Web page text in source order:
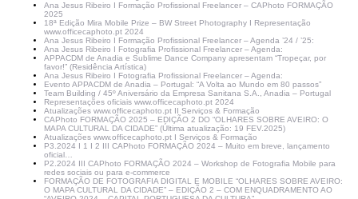
Ana Jesus Ribeiro I Formação Profissional Freelancer – CAPhoto FORMAÇÃO
2025
18ª Edição Mira Mobile Prize – BW Street Photography I Representação
www.officecaphoto.pt 2024
Ana Jesus Ribeiro I Formação Profissional Freelancer – Agenda ’24 / ’25:
Ana Jesus Ribeiro I Fotografia Profissional Freelancer – Agenda:
APPACDM de Anadia e Sublime Dance Company apresentam “Tropeçar, por
favor!” (Residência Artística)
Ana Jesus Ribeiro I Fotografia Profissional Freelancer – Agenda:
Evento APPACDM de Anadia – Portugal: “A Volta ao Mundo em 80 passos”
Team Building / 45º Aniversário da Empresa Sanitana S.A., Anadia – Portugal
Representações oficiais www.officecaphoto.pt 2024
Atualizações www.officecaphoto.pt II Serviços & Formação
CAPhoto FORMAÇÃO 2025 – EDIÇÃO 2 DO “OLHARES SOBRE AVEIRO: O
MAPA CULTURAL DA CIDADE” (Última atualização: 19 FEV.2025)
Atualizações www.officecaphoto.pt I Serviços & Formação
P3.2024 I 1 I 2 III CAPhoto FORMAÇÃO 2024 – Muito em breve, lançamento
oficial…
P2.2024 III CAPhoto FORMAÇÃO 2024 – Workshop de Fotografia Mobile para
redes sociais ou para e-commerce
FORMAÇÃO DE FOTOGRAFIA DIGITAL E MOBILE “OLHARES SOBRE AVEIRO:
O MAPA CULTURAL DA CIDADE” – EDIÇÃO 2 – COM ENQUADRAMENTO AO